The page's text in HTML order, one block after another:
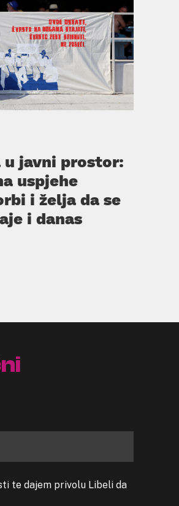
javni prostor:
uspjehe
i želja da se
i danas
te dajem privolu Libeli da